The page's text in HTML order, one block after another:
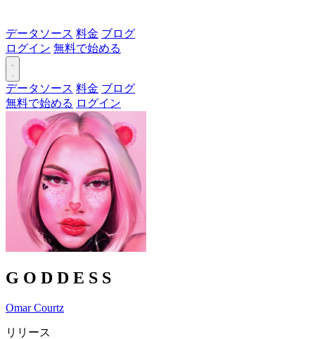
データソース 料金 ブログ
ログイン 無料で始める
データソース 料金 ブログ
無料で始める ログイン
G O D D E S S
Omar Courtz
リリース